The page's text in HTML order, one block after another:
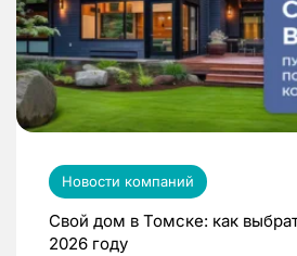
Новости компаний
Свой дом в Томске: как
2026 году